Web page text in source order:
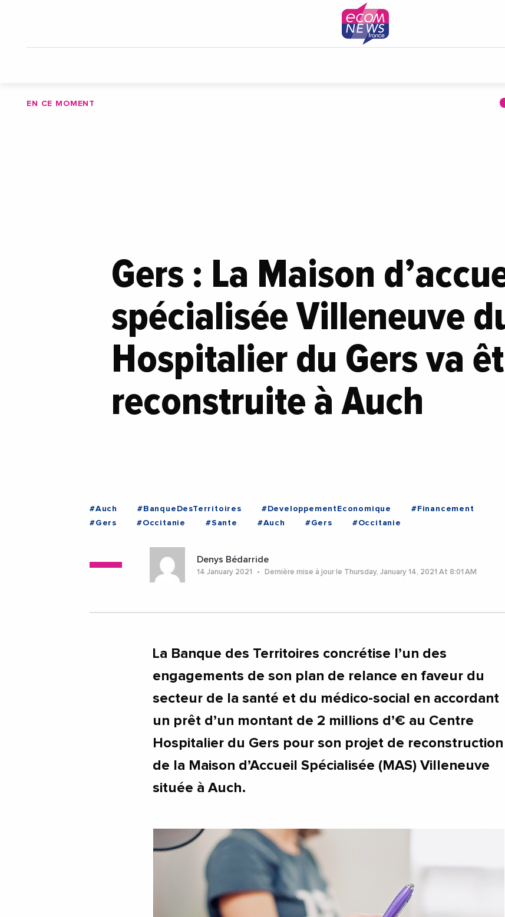
EN CE MOMENT
Gers : La Maison
spécialisée Villeneuve
Hospitalier du Gers va
reconstruite à Auch
#Auch #BanqueDesTerritoires #DeveloppementEconomique
#Financement
#Gers
#Occitanie #Sante #Auch #Gers #Occitanie
Denys Bédarride
14 January 2021 Dernière mise à jour le Thursday, January 14, 2021 At 8:01 AM
La Banque des Territoires concrétise l’un des
engagements de son plan de relance en faveur du
secteur de la santé et du médico-social en accordant
un prêt d’un montant de 2 millions d’€ au Centre
Hospitalier du Gers pour son projet de reconstruction
de la Maison d’Accueil Spécialisée (MAS) Villeneuve
située à Auch.